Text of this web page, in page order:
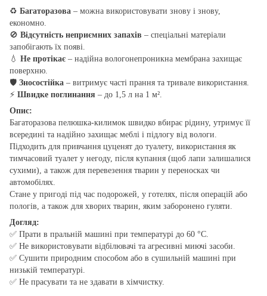
♻ Багаторазова – можна використовувати знову і знову,
економно.
🚫 Відсутність неприємних запахів – спеціальні матеріали
запобігають їх появі.
💧 Не протікає – надійна вологонепроникна мембрана захищає
поверхню.
🛡 Зносостійка – витримує часті прання та тривале використання.
⚡ Швидке поглинання – до 1,5 л на 1 м².
Опис:
Багаторазова пелюшка-килимок швидко вбирає рідину, утримує її
всередині та надійно захищає меблі і підлогу від вологи.
Підходить для привчання цуценят до туалету, використання як
тимчасовий туалет у негоду, після купання (щоб лапи залишалися
сухими), а також для перевезення тварин у переносках чи
автомобілях.
Стане у пригоді під час подорожей, у готелях, після операцій або
пологів, а також для хворих тварин, яким заборонено гуляти.
Догляд:
✅ Прати в пральній машині при температурі до 60 °C.
✅ Не використовувати відбілювачі та агресивні миючі засоби.
✅ Сушити природним способом або в сушильній машині при
низькій температурі.
✅ Не прасувати та не здавати в хімчистку.